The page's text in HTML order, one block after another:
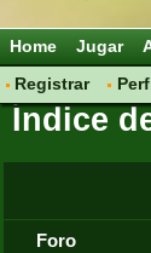
Home Jugar
Registrar
Índice
Foro